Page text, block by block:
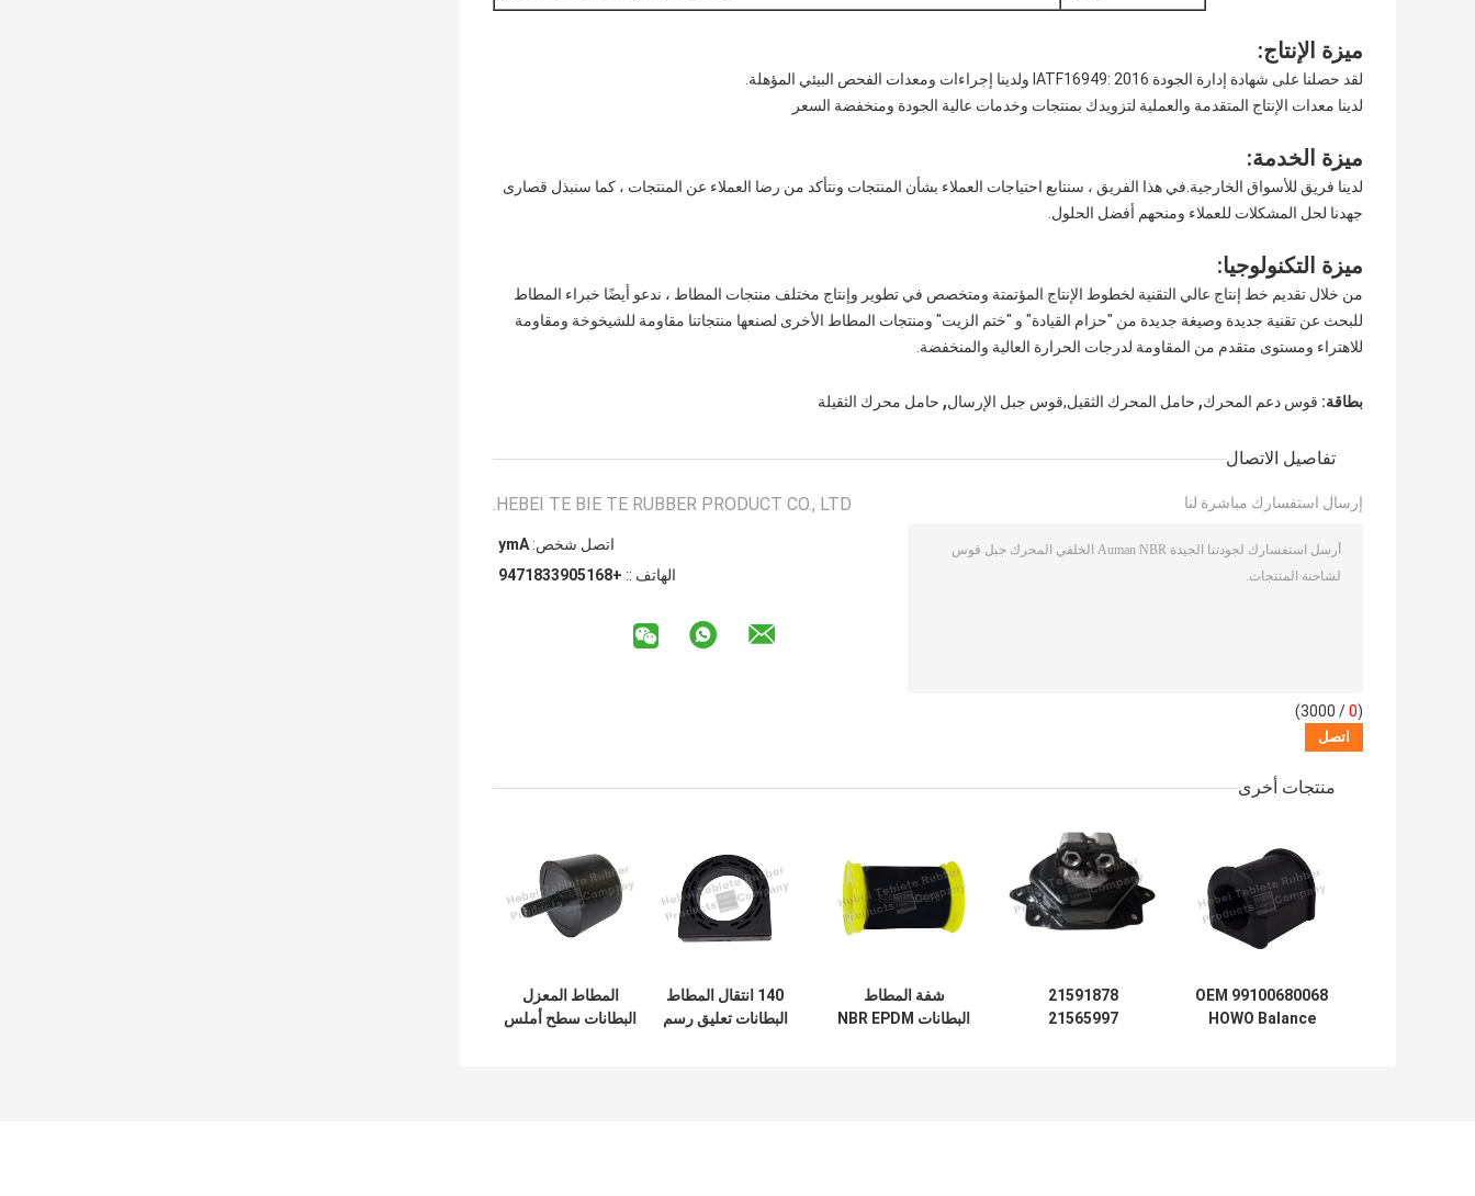
ميزة الإنتاج:
لقد حصلنا على شهادة إدارة الجودة IATF16949: 2016 ولدينا إجراءات ومعدات الفحص البيئي المؤهلة.
لدينا معدات الإنتاج المتقدمة والعملية لتزويدك بمنتجات وخدمات عالية الجودة ومنخفضة السعر
ميزة الخدمة:
لدينا فريق للأسواق الخارجية.في هذا الفريق ، سنتابع احتياجات العملاء بشأن المنتجات ونتأكد من رضا العملاء عن المنتجات ، كما سنبذل قصارى
جهدنا لحل المشكلات للعملاء ومنحهم أفضل الحلول.
ميزة التكنولوجيا:
من خلال تقديم خط إنتاج عالي التقنية لخطوط الإنتاج المؤتمتة ومتخصص في تطوير وإنتاج مختلف منتجات المطاط ، ندعو أيضًا خبراء المطاط
للبحث عن تقنية جديدة وصيغة جديدة من "حزام القيادة" و "ختم الزيت" ومنتجات المطاط الأخرى لصنعها منتجاتنا مقاومة للشيخوخة ومقاومة
للاهتراء ومستوى متقدم من المقاومة لدرجات الحرارة العالية والمنخفضة.
بطاقة: قوس دعم المحرك, حامل المحرك الثقيل,قوس جبل الإرسال, حامل محرك الثقيلة
تفاصيل الاتصال
HEBEI TE BIE TE RUBBER PRODUCT CO., LTD.
اتصل شخص:Amy
الهاتف :: +8615093381749
إرسال استفسارك مباشرة لنا
(
0
/ 3000)
منتجات أخرى
OEM 99100680068
HOWO Balance
21591878
21565997
شفة المطاط
البطانات NBR EPDM
140 انتقال المطاط
البطانات تعليق رسم
المطاط المعزل
البطانات سطح أملس